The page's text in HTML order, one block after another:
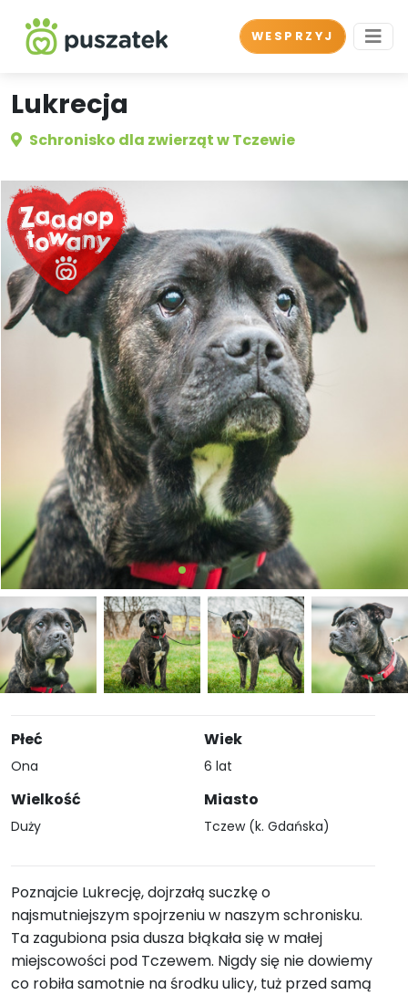
WESPRZYJ
Lukrecja
Schronisko dla zwierząt w Tczewie
Płeć
Ona
Wielkość
Duży
Wiek
6 lat
Miasto
Tczew (k. Gdańska)
Poznajcie Lukrecję, dojrzałą suczkę o
najsmutniejszym spojrzeniu w naszym schronisku.
Ta zagubiona psia dusza błąkała się w małej
miejscowości pod Tczewem. Nigdy się nie dowiemy
co robiła samotnie na środku ulicy, tuż przed samą